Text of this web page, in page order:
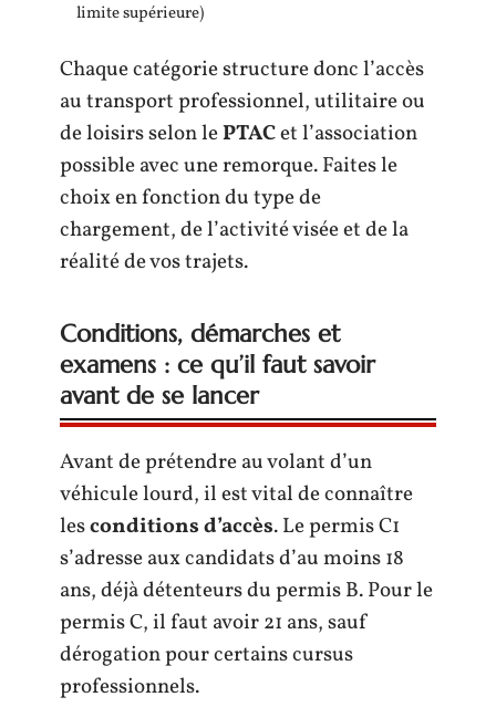
limite supérieure)
Chaque catégorie structure donc l’accès
au transport professionnel, utilitaire ou
de loisirs selon lePTACet l’association
possible avec une remorque. Faites le
choix en fonction du type de
chargement, de l’activité visée et de la
réalité de vos trajets.
Conditions, démarches et
examens : ce qu’il faut savoir
avant de se lancer
Avant de prétendre au volant d’un
véhicule lourd, il est vital de connaître
lesconditions d’accès. Le permis C1
s’adresse aux candidats d’au moins 18
ans, déjà détenteurs du permis B. Pour le
permis C, il faut avoir 21 ans, sauf
dérogation pour certains cursus
professionnels.